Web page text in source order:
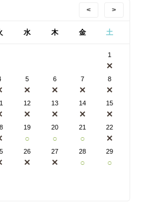
< >
水 木 金 土
1
✕
5
✕
6
✕
7
✕
8
✕
12
✕
13
✕
14
✕
15
✕
19
○
20
○
21
○
22
✕
26
✕
27
✕
28
○
29
○